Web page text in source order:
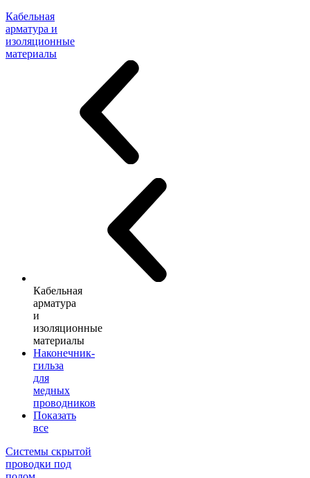
Кабельная
арматура и
изоляционные
материалы
Кабельная
арматура
и
изоляционные
материалы
Наконечник-
гильза
для
медных
проводников
Показать
все
Системы скрытой
проводки под